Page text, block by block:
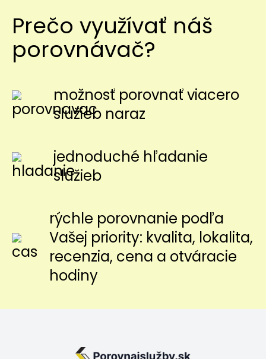
Prečo využívať náš
porovnávač?
možnosť porovnať viacero
služieb naraz
jednoduché hľadanie
služieb
rýchle porovnanie podľa
Vašej priority: kvalita, lokalita,
recenzia, cena a otváracie
hodiny